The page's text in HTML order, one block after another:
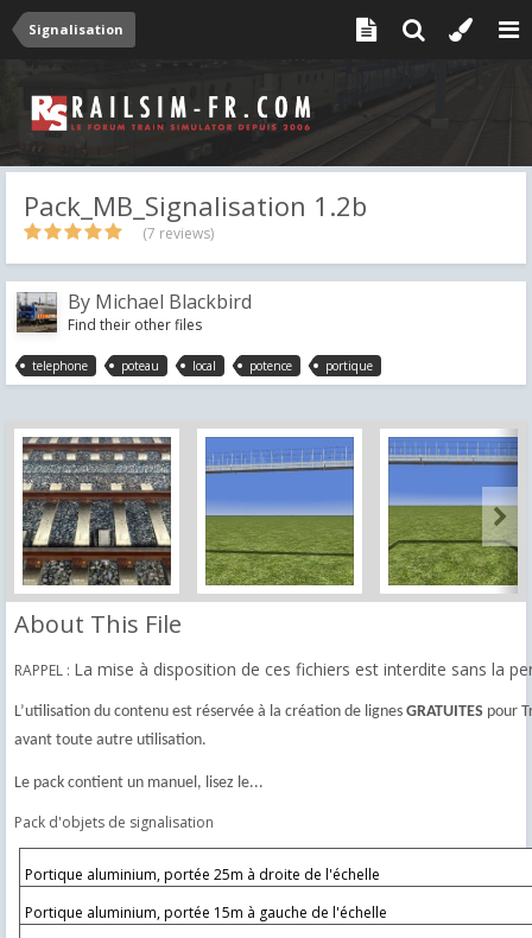
Signalisation
Pack_MB_Signalisation 1.2b
(7 reviews)
By Michael Blackbird
Find their other files
telephone poteau local potence portique
About This File
RAPPEL : La mise à disposition de ces fichiers est interdite sans la
L’utilisation du contenu est réservée à la création de lignes GRATUITES pour
avant toute autre utilisation.
Le pack contient un manuel, lisez le...
Pack d'objets de signalisation
Portique aluminium, portée 25m à droite de l'échelle
Portique aluminium, portée 15m à gauche de l'échelle